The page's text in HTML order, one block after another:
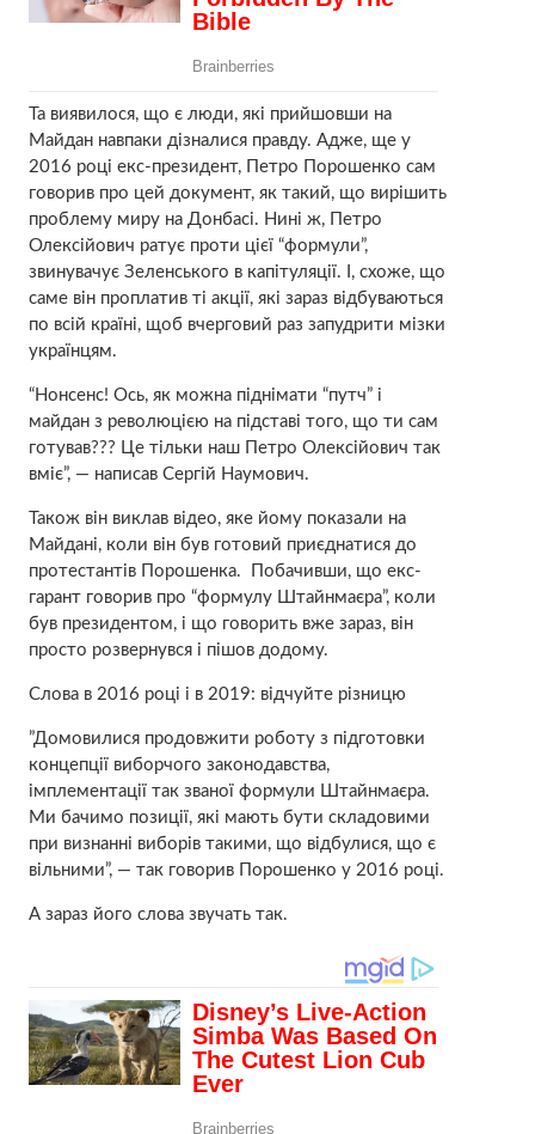
Та виявилося, що є люди, які прийшовши на
Майдан навпаки дізналися правду. Адже, ще у
2016 році екс-президент, Петро Порошенко сам
говорив про цей документ, як такий, що вирішить
проблему миру на Донбасі. Нині ж, Петро
Олексійович ратує проти цієї “формули”,
звинувачує Зеленського в капітуляції. І, схоже, що
саме він проплатив ті акції, які зараз відбуваються
по всій країні, щоб вчерговий раз запудрити мізки
українцям.
“Нонсенс! Ось, як можна піднімати “путч” і
майдан з революцією на підставі того, що ти сам
готував??? Це тільки наш Петро Олексійович так
вміє”, — написав Сергій Наумович.
Також він виклав відео, яке йому показали на
Майдані, коли він був готовий приєднатися до
протестантів Порошенка. Побачивши, що екс-
гарант говорив про “формулу Штайнмаєра”, коли
був президентом, і що говорить вже зараз, він
просто розвернувся і пішов додому.
Слова в 2016 році і в 2019: відчуйте різницю
”Домовилися продовжити роботу з підготовки
концепції виборчого законодавства,
імплементації так званої формули Штайнмаєра.
Ми бачимо позиції, які мають бути складовими
при визнанні виборів такими, що відбулися, що є
вільними”, — так говорив Порошенко у 2016 році.
А зараз його слова звучать так.